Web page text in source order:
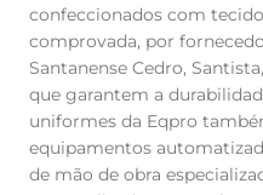
confeccionados com
comprovada, por
Santanense Cedro,
que garantem a
uniformes da Eqpro
equipamentos
de mão de obra